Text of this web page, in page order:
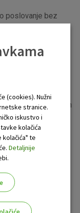
poslovanje bez
smart kartice
kreditnog
linija kod kojih
Banke i
zahtjeva za
(cookies). Nužni
stranice.
iskustvo i
kolačića
kolačića" te
Detaljnije